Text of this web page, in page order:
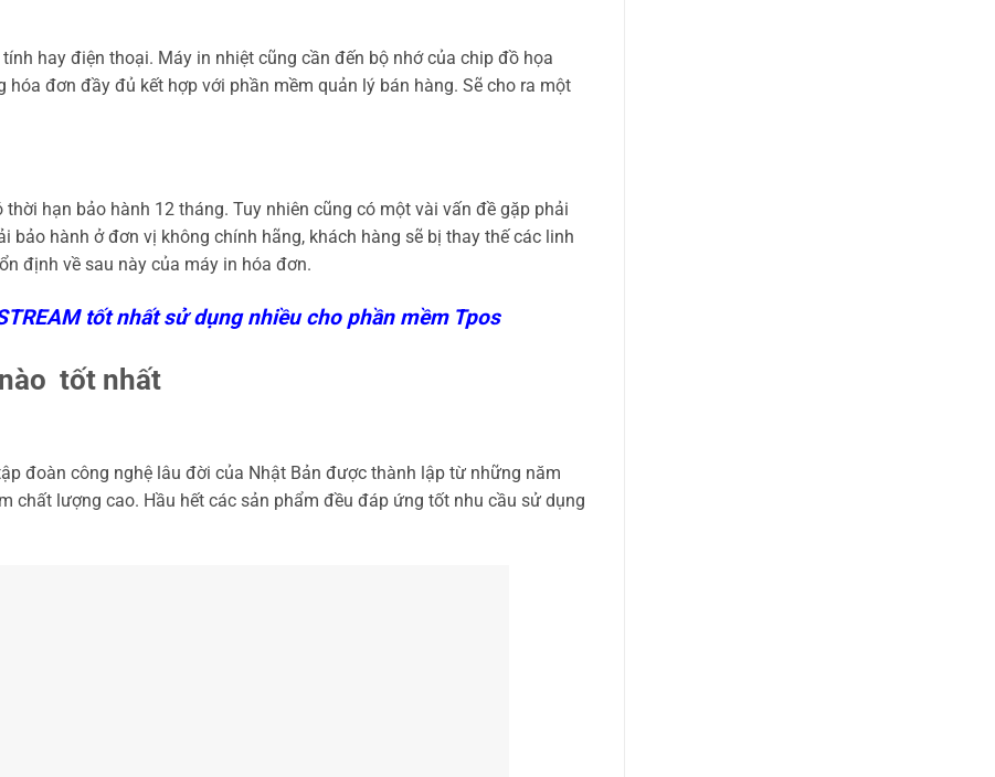
hay điện thoại. Máy in nhiệt cũng cần đến bộ nhớ của chip đồ họa
đơn đầy đủ kết hợp với phần mềm quản lý bán hàng. Sẽ cho ra một
hạn bảo hành 12 tháng. Tuy nhiên cũng có một vài vấn đề gặp phải
hành ở đơn vị không chính hãng, khách hàng sẽ bị thay thế các linh
định về sau này của máy in hóa đơn.
tốt nhất sử dụng nhiều cho phần mềm Tpos
tốt nhất
đoàn công nghệ lâu đời của Nhật Bản được thành lập từ những năm
chất lượng cao. Hầu hết các sản phẩm đều đáp ứng tốt nhu cầu sử dụng